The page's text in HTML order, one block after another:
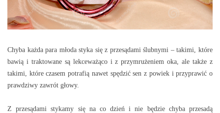
Chyba każda para młoda styka się z przesądami ślubnymi – takimi, które
bawią i traktowane są lekceważąco i z przymrużeniem oka, ale także z
takimi, które czasem potrafią nawet spędzić sen z powiek i przyprawić o
prawdziwy zawrót głowy.
Z przesądami stykamy się na co dzień i nie będzie chyba przesadą